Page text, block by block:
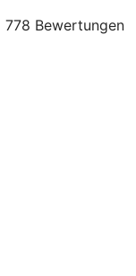
778 Bewertungen